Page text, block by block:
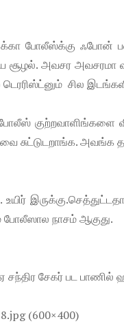
போலீஸ்க்கு ஃபோன்
அவசர அவசரமா வீடு
டெரரிஸ்ட்னும் சில
குற்றவாளிங்களை
சுட்டுடறாங்க. அவங்க
போலீஸால நாசம் ஆகுது.
சந்திர சேகர் பட